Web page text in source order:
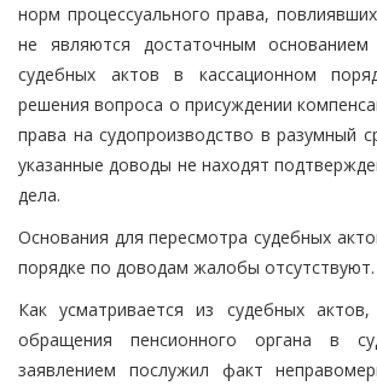
норм процессуального права,
не являются достаточным
судебных актов в кассационном
решения вопроса о присуждении
права на судопроизводство в разумный
указанные доводы не находят
дела.
Основания для пересмотра судебных
порядке по доводам жалобы отсутствуют.
Как усматривается из судебных
обращения пенсионного органа в
заявлением послужил факт